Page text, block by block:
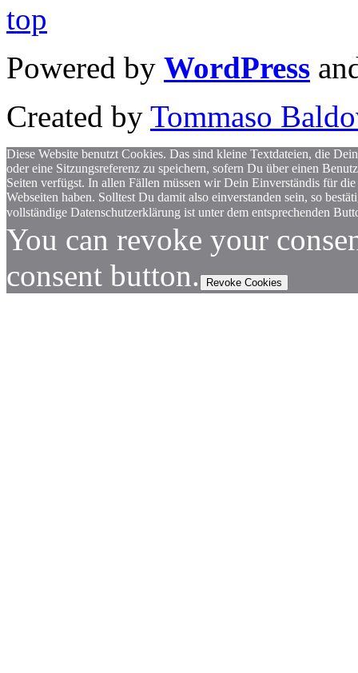
top
Powered by WordPress
Created by Tommaso
Diese Website benutzt Cookies. Das sind kleine Textdateien, die
oder eine Sitzungsreferenz zu speichern, sofern Du über einen
Seiten verfügst. In allen Fällen müssen wir Dein Einverständis für
Webseiten haben. Solltest Du damit also einverstanden sein, so
vollständige Datenschutzerklärung ist unter dem entsprechenden
You can revoke your
consent button.
Revoke Cookies